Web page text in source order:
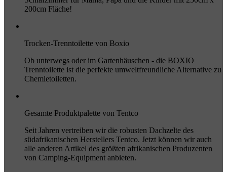
200cm Fläche!
Trocken-Trenntoilette von Boxio
Ob unterwegs oder im Gartenhäuschen - die BOXIO
Trenntoilette ist die perfekte umweltfreundliche Alternative zu
Chemietoiletten.
Gesamte Produktpalette von Tentco
Seit Jahren vertreiben wir die robusten Dachzelte des
südafrikanischen Herstellers Tentco. Jetzt können wir auch
alle anderen Artikel des größten afrikanischen Produzenten
von Camping-Equipment anbieten.